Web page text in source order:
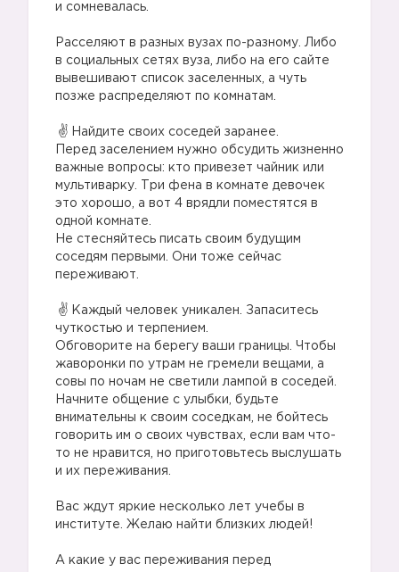
и сомневалась.
Расселяют в разных вузах по-разному. Либо
в социальных сетях вуза, либо на его сайте
вывешивают список заселенных, а чуть
позже распределяют по комнатам.
Найдите своих соседей заранее.
Перед заселением нужно обсудить жизненно
важные вопросы: кто привезет чайник или
мультиварку. Три фена в комнате девочек
это хорошо, а вот 4 врядли поместятся в
одной комнате.
Не стесняйтесь писать своим будущим
соседям первыми. Они тоже сейчас
переживают.
Каждый человек уникален. Запаситесь
чуткостью и терпением.
Обговорите на берегу ваши границы. Чтобы
жаворонки по утрам не гремели вещами, а
совы по ночам не светили лампой в соседей.
Начните общение с улыбки, будьте
внимательны к своим соседкам, не бойтесь
говорить им о своих чувствах, если вам что-
то не нравится, но приготовьтесь выслушать
и их переживания.
Вас ждут яркие несколько лет учебы в
институте. Желаю найти близких людей!
А какие у вас переживания перед